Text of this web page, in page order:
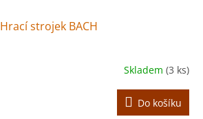
Hrací strojek BACH
Skladem (3 ks)
Do košíku